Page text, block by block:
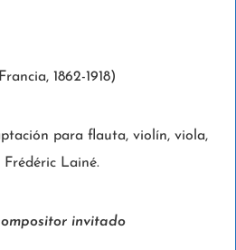
1862-1918)
para flauta, violín, viola,
Lainé.
invitado